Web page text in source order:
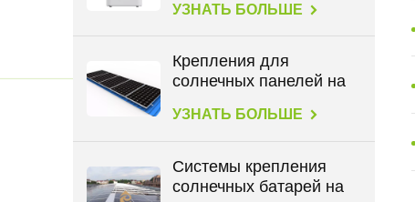
большой емкости 2,3
УЗНАТЬ БОЛЬШЕ
Крепления для
солнечных панелей на
крыш
УЗНАТЬ БОЛЬШЕ
Системы крепления
солнечных батарей на